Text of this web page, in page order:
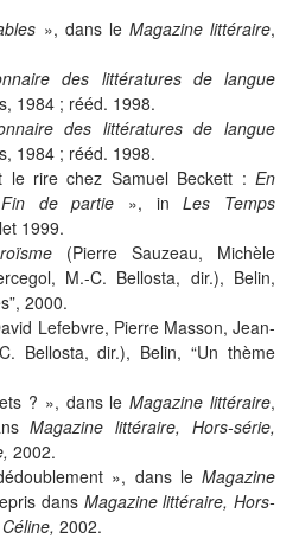
», dans le Magazine littéraire,
des littératures de langue
1984 ; rééd. 1998.
des littératures de langue
1984 ; rééd. 1998.
rire chez Samuel Beckett : En
Fin de partie », inLes Temps
1999.
(Pierre Sauzeau, Michèle
M.-C. Bellosta, dir.), Belin,
2000.
Lefebvre, Pierre Masson, Jean-
Bellosta, dir.), Belin, “Un thème
? », dans leMagazine littéraire,
Magazine littéraire, Hors-série,
2002.
», dans le Magazine
dans Magazine littéraire, Hors-
2002.